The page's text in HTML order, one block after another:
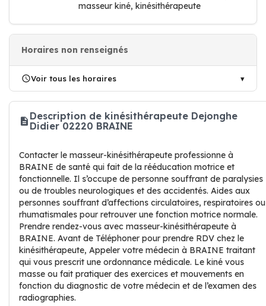
masseur kiné, kinésithérapeute
Horaires non renseignés
Voir tous les horaires
Description de kinésithérapeute Dejonghe
Didier 02220 BRAINE
Contacter le masseur-kinésithérapeute professionne à
BRAINE de santé qui fait de la rééducation motrice et
fonctionnelle. Il s’occupe de personne souffrant de paralysies
ou de troubles neurologiques et des accidentés. Aides aux
personnes souffrant d’affections circulatoires, respiratoires ou
rhumatismales pour retrouver une fonction motrice normale.
Prendre rendez-vous avec masseur-kinésithérapeute à
BRAINE. Avant de Téléphoner pour prendre RDV chez le
kinésithérapeute, Appeler votre médecin à BRAINE traitant
qui vous prescrit une ordonnance médicale. Le kiné vous
masse ou fait pratiquer des exercices et mouvements en
fonction du diagnostic de votre médecin et de l’examen des
radiographies.